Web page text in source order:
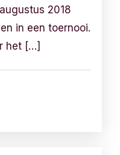
2018
in een toernooi.
het […]